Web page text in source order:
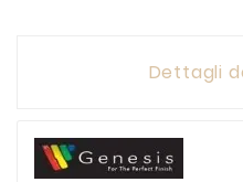
Dettagli